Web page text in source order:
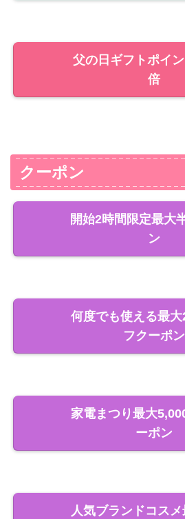
父の日ギフトポイ
倍
クーポン
開始2時間限定最大
ン
何度でも使える最
フクーポン
家電まつり最大
ーポン
人気ブランドコス